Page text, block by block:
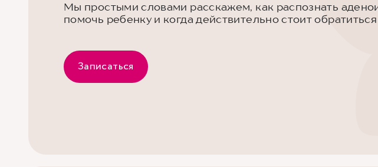
Мы простыми словами расскажем, как распознать
помочь ребенку и когда действительно стоит обратиться
Записаться